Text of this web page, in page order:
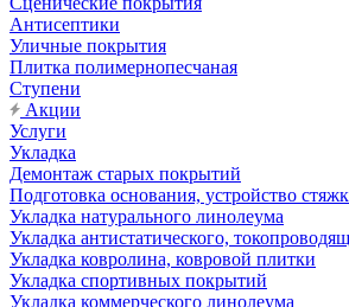
Антисептики
Уличные покрытия
Плитка полимернопесчаная
Ступени
Акции
Услуги
Укладка
Демонтаж старых покрытий
Подготовка основания, устройство
Укладка натурального линолеума
Укладка антистатического,
Укладка ковролина, ковровой плитки
Укладка спортивных покрытий
Укладка коммерческого линолеума